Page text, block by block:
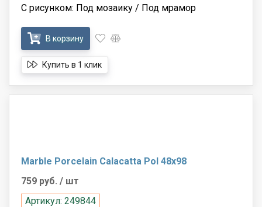
С рисунком: Под мозаику / Под мрамор
В корзину
Купить в 1 клик
Marble Porcelain Calacatta Pol 48x98
759 руб. / шт
Артикул: 249844